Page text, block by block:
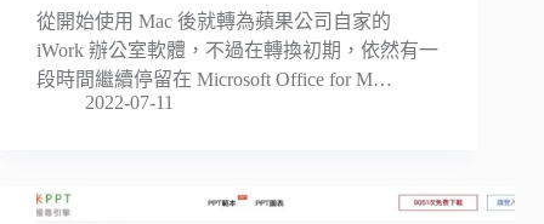
從開始使用 Mac 後就轉為蘋果公司自家的
iWork 辦公室軟體，不過在轉換初期，依然有一
段時間繼續停留在 Microsoft Office for M…
2022-07-11